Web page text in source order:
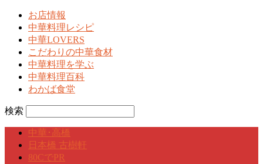
お店情報
中華料理レシピ
中華LOVERS
こだわりの中華食材
中華料理を学ぶ
中華料理百科
わかば食堂
検索
中華･高橋
日本橋 古樹軒
80CでPR